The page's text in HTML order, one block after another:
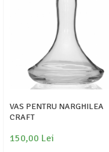
VAS PENTRU NARGHILEA
CRAFT
150,00 Lei